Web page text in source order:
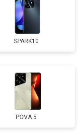
SPARK10
POVA 5